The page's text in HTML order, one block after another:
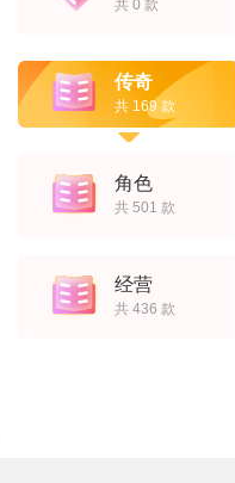
共 0 款
传奇
共 169 款
角色
共 501 款
经营
共 436 款